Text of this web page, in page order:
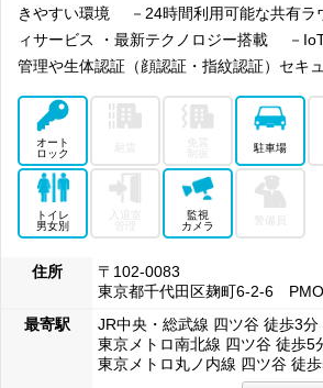
きやすい環境 －24時間利用可能な共有ラ
ィサービス ・最新テクノロジー搭載 －
管理や生体認証（顔認証・指紋認証）セキ
オート
ロック
駐車場
トイレ
男女別
入退室
監視
カメラ
警備員
住所
〒102-0083
東京都千代田区麹町6-2-6
最寄駅
JR中央・総武線 四ツ谷 徒歩3分
東京メトロ南北線 四ツ谷 徒歩5
東京メトロ丸ノ内線 四ツ谷 徒